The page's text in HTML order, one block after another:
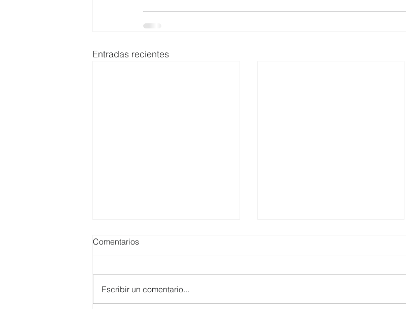
Entradas recientes
Comentarios
Escribir un comentario...